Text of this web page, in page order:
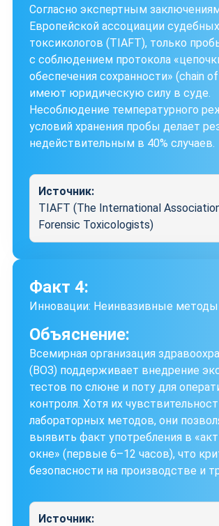
Согласно экспертным
Европейской ассоциации судебных
токсикологов (TIAFT), только
с соблюдением протокола
обеспечения сохранности» (chain
имеют юридическую силу в суде.
Несоблюдение температурного
условий хранения пробы делает
недействительным в 40% случаев.
Источник:
TIAFT (The International
Forensic Toxicologists)
Факт 4:
Инновации: Неинвазивные методы
Объяснение:
Всемирная организация
(ВОЗ) поддерживает внедрение
тестов по слюне и поту для
контроля. Хотя их
лабораторных методов, они
выявить факт употребления в
окне» (первые 6–12 часов), что
безопасности на производстве и
Источник: